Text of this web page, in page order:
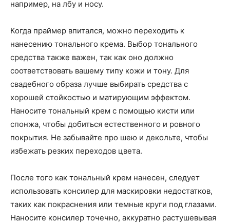
например, на лбу и носу.
Когда праймер впитался, можно переходить к
нанесению тонального крема. Выбор тонального
средства также важен, так как оно должно
соответствовать вашему типу кожи и тону. Для
свадебного образа лучше выбирать средства с
хорошей стойкостью и матирующим эффектом.
Наносите тональный крем с помощью кисти или
спонжа, чтобы добиться естественного и ровного
покрытия. Не забывайте про шею и декольте, чтобы
избежать резких переходов цвета.
После того как тональный крем нанесен, следует
использовать консилер для маскировки недостатков,
таких как покраснения или темные круги под глазами.
Наносите консилер точечно, аккуратно растушевывая